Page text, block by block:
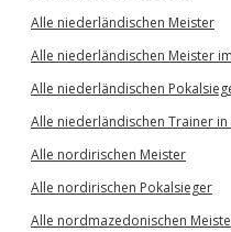
Alle niederländischen Meister
Alle niederländischen Meister
Alle niederländischen
Alle niederländischen Trainer
Alle nordirischen Meister
Alle nordirischen Pokalsieger
Alle nordmazedonischen